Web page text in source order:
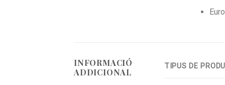
INFORMACIÓ
ADDICIONAL
TIPUS DE